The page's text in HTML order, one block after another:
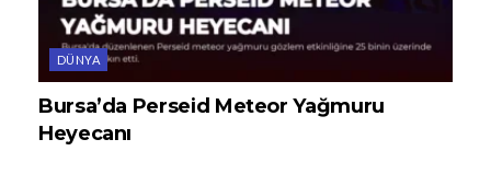
DÜNYA
Bursa’da Perseid Meteor Yağmuru
Heyecanı